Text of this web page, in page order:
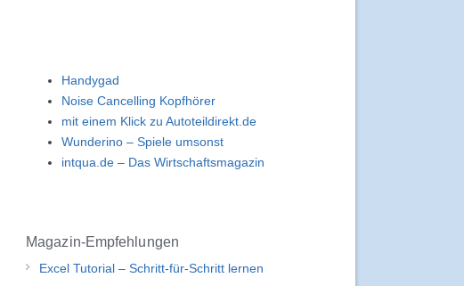
Handygad
Noise Cancelling Kopfhörer
mit einem Klick zu Autoteildirekt.de
Wunderino – Spiele umsonst
intqua.de – Das Wirtschaftsmagazin
Magazin-Empfehlungen
Excel Tutorial – Schritt-für-Schritt lernen